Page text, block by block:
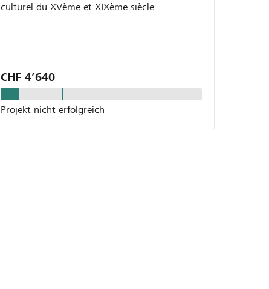
culturel du XVème et XIXème siècle
CHF 4’640
Projekt nicht erfolgreich